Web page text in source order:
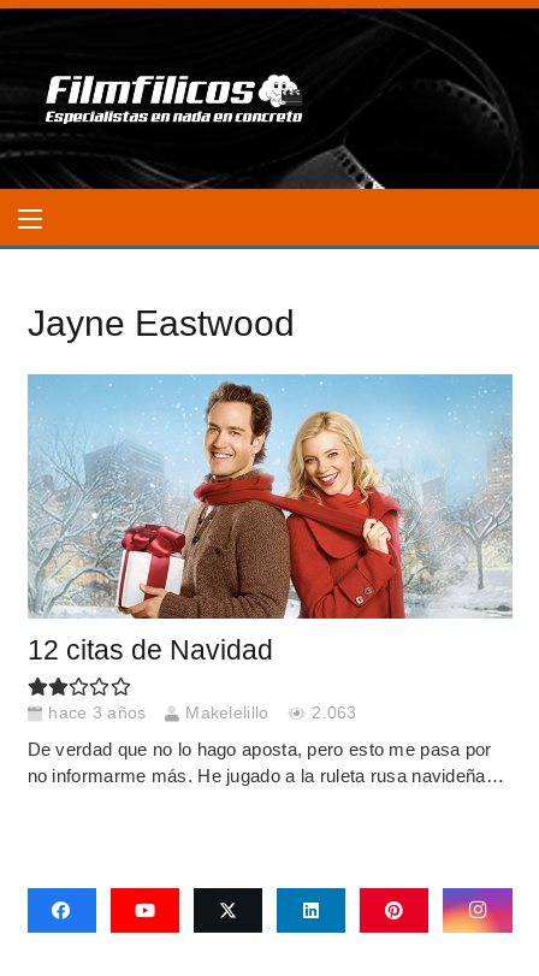
Jayne Eastwood
12 citas de Navidad
hace 3 años Makelelillo 2.063
De verdad que no lo hago aposta, pero esto me pasa por
no informarme más. He jugado a la ruleta rusa navideña…